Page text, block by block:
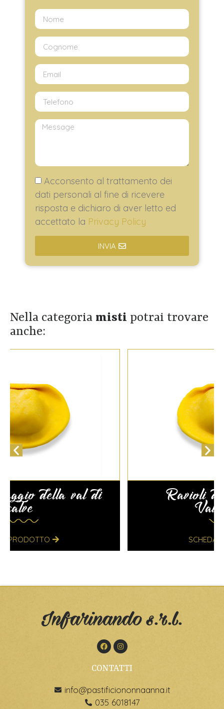
Acconsento al trattamento dei
dati personali al fine di ricevere
risposta e dichiaro di aver letto ed
accettato la Privacy Policy
INVIA
Nella categoria misti potrai trovare
anche:
Ravioli di formaggella
Valcavallina
Infarinando s.r.l.
CONTATTI
info@pastificiononnaanna.it
035 6018147